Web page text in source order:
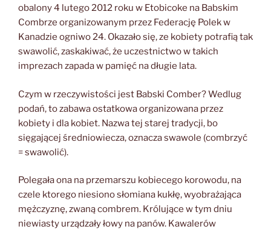
obalony 4 lutego 2012 roku w Etobicoke na Babskim
Combrze organizowanym przez Federację Polek w
Kanadzie ogniwo 24. Okazało się, ze kobiety potrafią tak
swawolić, zaskakiwać, że uczestnictwo w takich
imprezach zapada w pamięć na długie lata.
Czym w rzeczywistości jest Babski Comber? Wedlug
podań, to zabawa ostatkowa organizowana przez
kobiety i dla kobiet. Nazwa tej starej tradycji, bo
sięgającej średniowiecza, oznacza swawole (combrzyć
= swawolić).
Polegała ona na przemarszu kobiecego korowodu, na
czele ktorego niesiono słomiana kukłę, wyobrażająca
mężczyznę, zwaną combrem. Królujące w tym dniu
niewiasty urządzały łowy na panów. Kawalerów